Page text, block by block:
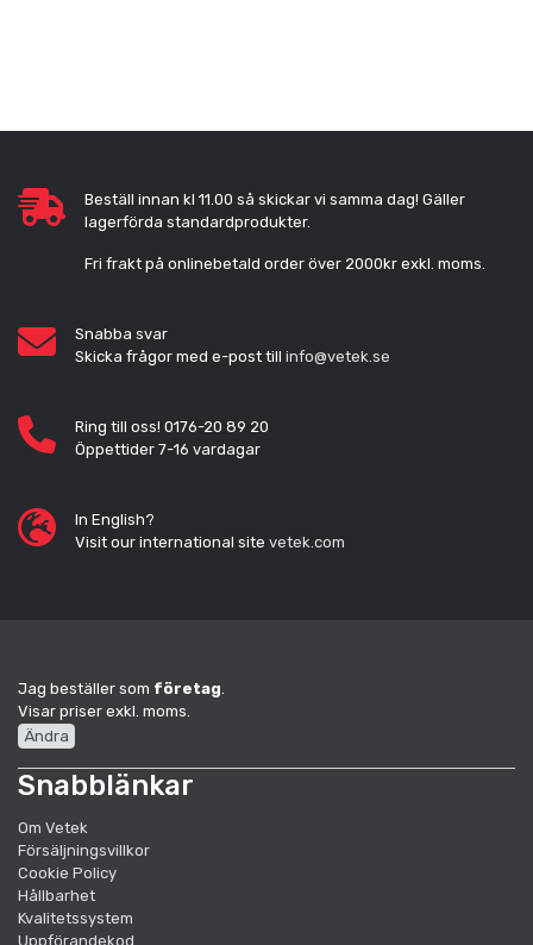
Beställ innan kl 11.00 så skickar vi samma dag! Gäller
lagerförda standardprodukter.
Fri frakt på onlinebetald order över 2000kr exkl. moms.
Snabba svar
Skicka frågor med e-post till info@vetek.se
Ring till oss! 0176-20 89 20
Öppettider 7-16 vardagar
In English?
Visit our international site vetek.com
Jag beställer som företag.
Visar priser exkl. moms.
Ändra
Snabblänkar
Om Vetek
Försäljningsvillkor
Cookie Policy
Hållbarhet
Kvalitetssystem
Uppförandekod